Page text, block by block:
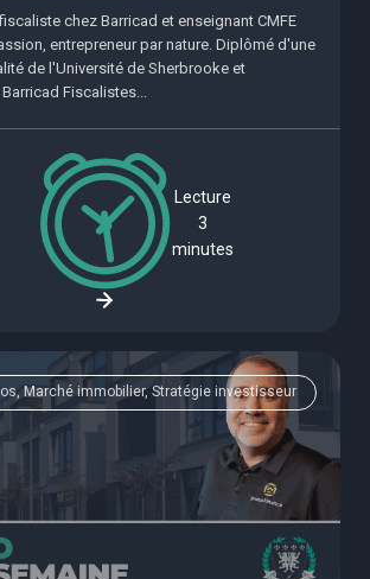
chez Barricad et enseignant CMFE
entrepreneur par nature. Diplômé d'une
de l'Université de Sherbrooke et
Fiscalistes...
Lecture
3
minutes
Marché immobilier, Stratégie investisseur